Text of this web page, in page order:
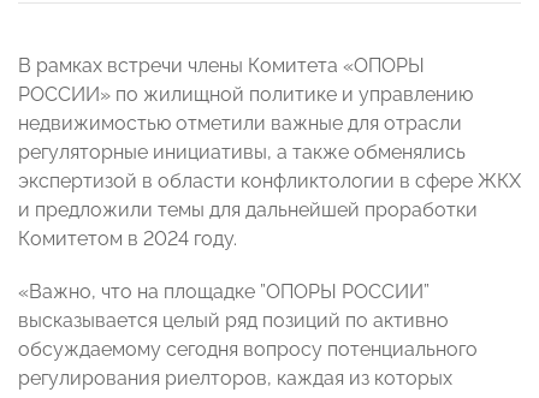
В рамках встречи члены Комитета «ОПОРЫ
РОССИИ» по жилищной политике и управлению
недвижимостью отметили важные для отрасли
регуляторные инициативы, а также обменялись
экспертизой в области конфликтологии в сфере ЖКХ
и предложили темы для дальнейшей проработки
Комитетом в 2024 году.
«Важно, что на площадке ”ОПОРЫ РОССИИ”
высказывается целый ряд позиций по активно
обсуждаемому сегодня вопросу потенциального
регулирования риелторов, каждая из которых